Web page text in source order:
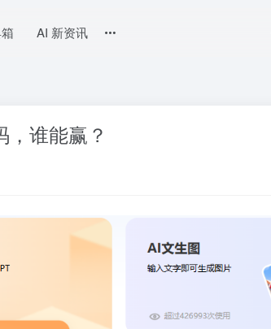
AI 新资讯
谁能赢？